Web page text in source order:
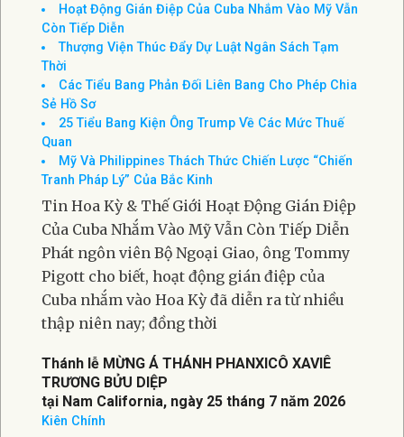
Hoạt Động Gián Điệp Của Cuba Nhắm Vào Mỹ Vẫn
Còn Tiếp Diễn
Thượng Viện Thúc Đẩy Dự Luật Ngân Sách Tạm
Thời
Các Tiểu Bang Phản Đối Liên Bang Cho Phép Chia
Sẻ Hồ Sơ
25 Tiểu Bang Kiện Ông Trump Về Các Mức Thuế
Quan
Mỹ Và Philippines Thách Thức Chiến Lược “Chiến
Tranh Pháp Lý” Của Bắc Kinh
Tin Hoa Kỳ & Thế Giới Hoạt Động Gián Điệp
Của Cuba Nhắm Vào Mỹ Vẫn Còn Tiếp Diễn
Phát ngôn viên Bộ Ngoại Giao, ông Tommy
Pigott cho biết, hoạt động gián điệp của
Cuba nhắm vào Hoa Kỳ đã diễn ra từ nhiều
thập niên nay; đồng thời
Thánh lễ MỪNG Á THÁNH PHANXICÔ XAVIÊ
TRƯƠNG BỬU DIỆP
tại Nam California, ngày 25 tháng 7 năm 2026
Kiên Chính